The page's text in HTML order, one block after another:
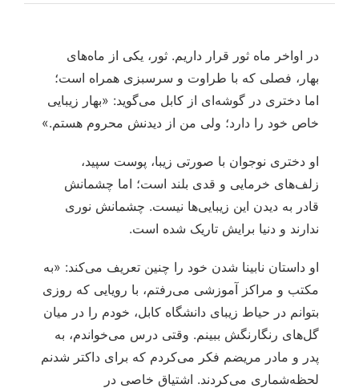
در اواخر ماه ثور قرار داریم. ثور، یکی از ماه‌های
بهار، فصلی که با طراوت و سرسبزی همراه است؛
اما دختری در گوشه‌ای از کابل می‌گوید: «بهار زیبایی
خاص خود را دارد؛ ولی من از دیدنش محروم هستم.»
او دختری نوجوان با صورتی زیبا، پوست سپید،
زلف‌های خرمایی و قدی بلند است؛ اما چشمانش
قادر به دیدن این زیبایی‌ها نیست. چشمانش نوری
ندارند و دنیا برایش تاریک شده است.
او داستان نابینا شدن خود را چنین تعریف می‌کند: «به
مکتب و مراکز آموزشی می‌رفتم، با رویایی که روزی
بتوانم در حیاط زیبای دانشگاه کابل، خودم را در میان
گل‌های رنگارنگش ببینم. وقتی درس می‌خواندم، به
پدر و مادر مریضم فکر می‌کردم که برای داکتر شدنم
لحظه‌شماری می‌کردند. اشتیاق خاصی در